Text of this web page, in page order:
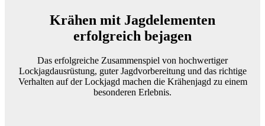
Krähen mit Jagdelementen
erfolgreich bejagen
Das erfolgreiche Zusammenspiel von hochwertiger
Lockjagdausrüstung, guter Jagdvorbereitung und das richtige
Verhalten auf der Lockjagd machen die Krähenjagd zu einem
besonderen Erlebnis.